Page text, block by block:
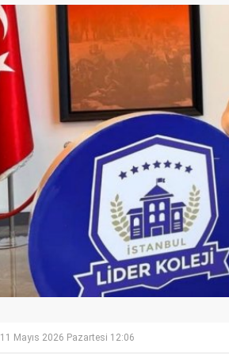
11 Mayıs 2026 Pazartesi 12:06